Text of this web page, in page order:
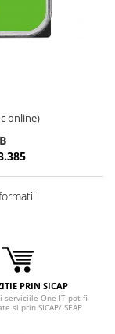
online)
PRIN SICAP
serviciile One-IT pot fi
si prin SICAP/ SEAP